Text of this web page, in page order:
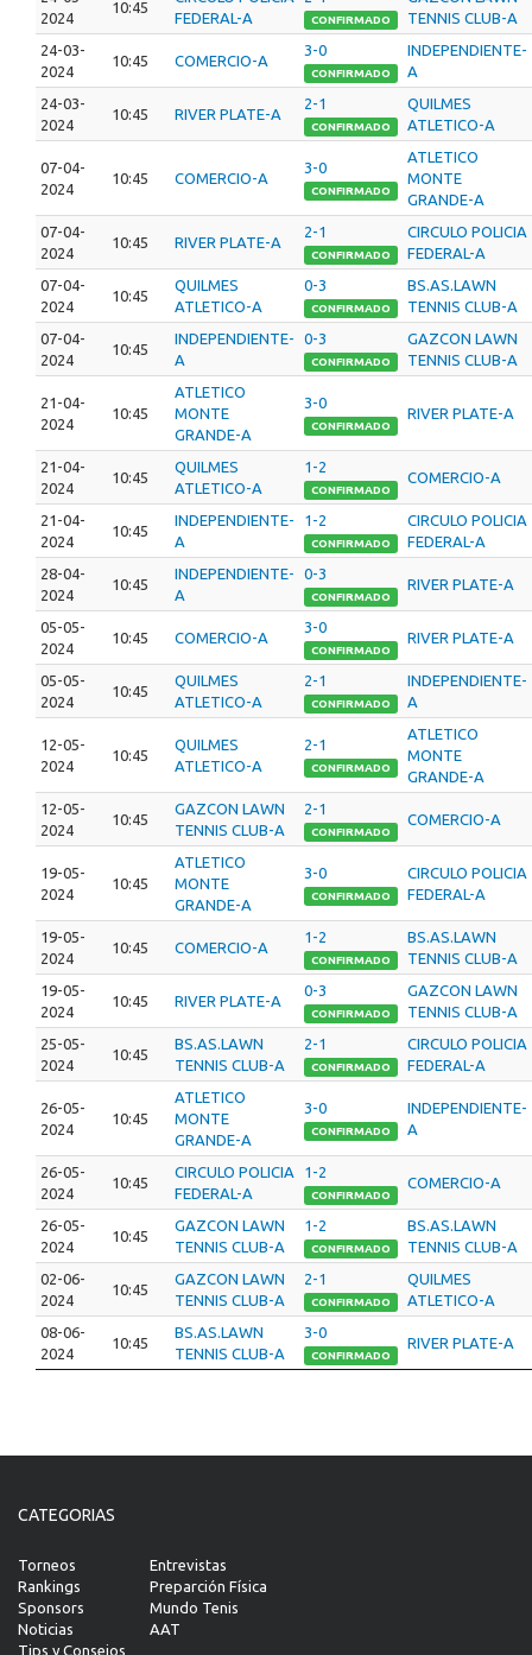
2024
10:45
FEDERAL-A
CONFIRMADO
TENNIS CLUB-A
24-03-
2024
10:45 COMERCIO-A
3-0
CONFIRMADO
INDEPENDIENTE-
A
24-03-
2024
10:45 RIVER PLATE-A
2-1
CONFIRMADO
QUILMES
ATLETICO-A
07-04-
2024
10:45 COMERCIO-A
3-0
CONFIRMADO
ATLETICO
MONTE
GRANDE-A
07-04-
2024
10:45 RIVER PLATE-A
2-1
CONFIRMADO
CIRCULO POLICIA
FEDERAL-A
07-04-
2024
10:45
QUILMES
ATLETICO-A
0-3
CONFIRMADO
BS.AS.LAWN
TENNIS CLUB-A
07-04-
2024
10:45
INDEPENDIENTE-
A
0-3
CONFIRMADO
GAZCON LAWN
TENNIS CLUB-A
21-04-
2024
10:45
ATLETICO
MONTE
GRANDE-A
3-0
CONFIRMADO
RIVER PLATE-A
21-04-
2024
10:45
QUILMES
ATLETICO-A
1-2
CONFIRMADO
COMERCIO-A
21-04-
2024
10:45
INDEPENDIENTE-
A
1-2
CONFIRMADO
CIRCULO POLICIA
FEDERAL-A
28-04-
2024
10:45
INDEPENDIENTE-
A
0-3
CONFIRMADO
RIVER PLATE-A
05-05-
2024
10:45 COMERCIO-A
3-0
CONFIRMADO
RIVER PLATE-A
05-05-
2024
10:45
QUILMES
ATLETICO-A
2-1
CONFIRMADO
INDEPENDIENTE-
A
12-05-
2024
10:45
QUILMES
ATLETICO-A
2-1
CONFIRMADO
ATLETICO
MONTE
GRANDE-A
12-05-
2024
10:45
GAZCON LAWN
TENNIS CLUB-A
2-1
CONFIRMADO
COMERCIO-A
19-05-
2024
10:45
ATLETICO
MONTE
GRANDE-A
3-0
CONFIRMADO
CIRCULO POLICIA
FEDERAL-A
19-05-
2024
10:45 COMERCIO-A
1-2
CONFIRMADO
BS.AS.LAWN
TENNIS CLUB-A
19-05-
2024
10:45 RIVER PLATE-A
0-3
CONFIRMADO
GAZCON LAWN
TENNIS CLUB-A
25-05-
2024
10:45
BS.AS.LAWN
TENNIS CLUB-A
2-1
CONFIRMADO
CIRCULO POLICIA
FEDERAL-A
26-05-
2024
10:45
ATLETICO
MONTE
GRANDE-A
3-0
CONFIRMADO
INDEPENDIENTE-
A
26-05-
2024
10:45
CIRCULO POLICIA
FEDERAL-A
1-2
CONFIRMADO
COMERCIO-A
26-05-
2024
10:45
GAZCON LAWN
TENNIS CLUB-A
1-2
CONFIRMADO
BS.AS.LAWN
TENNIS CLUB-A
02-06-
2024
10:45
GAZCON LAWN
TENNIS CLUB-A
2-1
CONFIRMADO
QUILMES
ATLETICO-A
08-06-
2024
10:45
BS.AS.LAWN
TENNIS CLUB-A
3-0
CONFIRMADO
RIVER PLATE-A
CATEGORIAS
Torneos
Rankings
Sponsors
Noticias
Tips y Consejos
Entrevistas
Preparción Física
Mundo Tenis
AAT